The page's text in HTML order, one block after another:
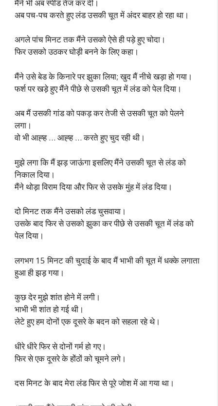
मैंने भी अब स्पीड तेज कर दी।
अब पच-पच करते हुए लंड उसकी चूत में अंदर बाहर हो रहा था।
अगले पांच मिनट तक मैंने उसको ऐसे ही पड़े हुए चोदा।
फिर उसको उठकर घोड़ी बनने के लिए कहा।
मैंने उसे बेड के किनारे पर झुका लिया; खुद मैं नीचे खड़ा हो गया।
फर्श पर खड़े हुए मैंने पीछे से उसकी चूत में लंड को पेल दिया।
अब मैं उसकी गांड को पकड़ कर तेजी से उसकी चूत को पेलने
लगा।
वो भी आह्ह … आह्ह … करते हुए चुद रही थी।
मुझे लगा कि मैं झड़ जाऊंगा इसलिए मैंने उसकी चूत से लंड को
निकाल दिया।
मैंने थोड़ा विराम दिया और फिर से उसके मुंह में लंड दिया।
दो मिनट तक मैंने उसको लंड चुसवाया।
उसके बाद फिर से उसको झुका कर पीछे से उसकी चूत में लंड को
पेल दिया।
लगभग 15 मिनट की चुदाई के बाद मैं भाभी की चूत में धक्के लगाता
हुआ ही झड़ गया।
कुछ देर मुझे शांत होने में लगी।
भाभी भी शांत हो गई थी।
लेटे हुए हम दोनों एक दूसरे के बदन को सहला रहे थे।
धीरे धीरे फिर से दोनों गर्म हो गए।
फिर से एक दूसरे के होंठों को चूमने लगे।
दस मिनट के बाद मेरा लंड फिर से पूरे जोश में आ गया था।